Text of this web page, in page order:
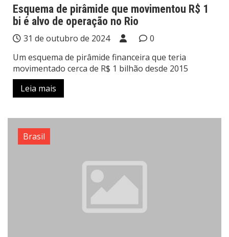
Esquema de pirâmide que movimentou R$ 1
bi é alvo de operação no Rio
31 de outubro de 2024
0
Um esquema de pirâmide financeira que teria
movimentado cerca de R$ 1 bilhão desde 2015
Leia mais
Brasil